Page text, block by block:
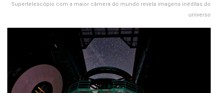
Supertelescópio com a maior câmera do mundo revela imagens inéditas do
universo